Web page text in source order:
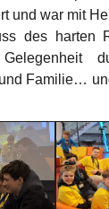
und war mit
des harten
Familie…